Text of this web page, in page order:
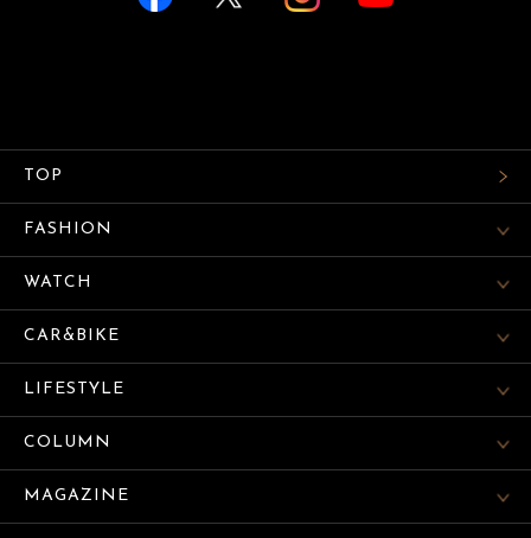
TOP
FASHION
WATCH
CAR&BIKE
LIFESTYLE
COLUMN
MAGAZINE